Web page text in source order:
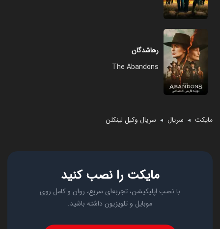
رهاشدگان
The Abandons
مایکت ◄ سریال ◄ سریال وکیل لینکلن
مایکت را نصب کنید
با نصب اپلیکیشن، تجربه‌ای سریع، روان و کامل روی
موبایل و تلویزیون داشته باشید.